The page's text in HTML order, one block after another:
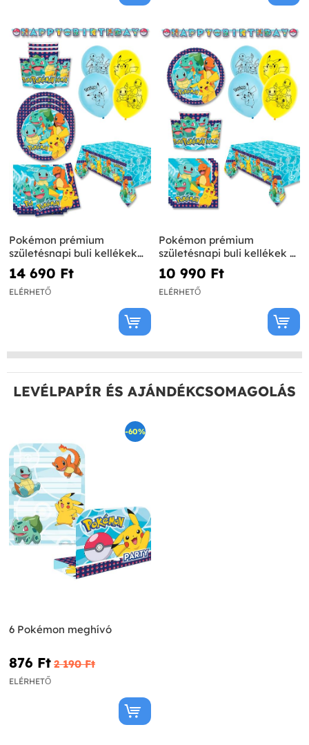
Pokémon prémium
születésnapi buli kellékek
16 főnek
14 690 Ft‎
ELÉRHETŐ
Pokémon prémium
születésnapi buli kellékek 8
főnek
10 990 Ft‎
ELÉRHETŐ
LEVÉLPAPÍR ÉS AJÁNDÉKCSOMAGOLÁS
-60%
6 Pokémon meghívó
876 Ft‎ 2 190 Ft‎
ELÉRHETŐ